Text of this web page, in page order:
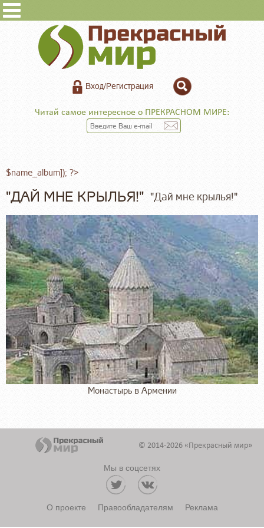
Вход/Регистрация
Читай самое интересное о ПРЕКРАСНОМ МИРЕ:
$name_album]); ?>
"ДАЙ МНЕ КРЫЛЬЯ!" "Дай мне крылья!"
Монастырь в Армении
© 2014-2026 «Прекрасный мир»
Мы в соцсетях
О проекте Правообладателям Реклама